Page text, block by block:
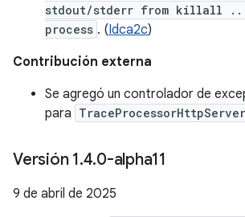
stdout/stderr from killall ...
process . (Idca2c)
Contribución externa
Se agregó un controlador de
para TraceProcessorHttpServer
Versión 1.4.0-alpha11
9 de abril de 2025